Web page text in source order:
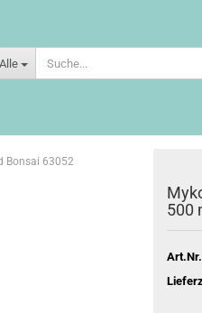
Alle
Bonsai 63052
500